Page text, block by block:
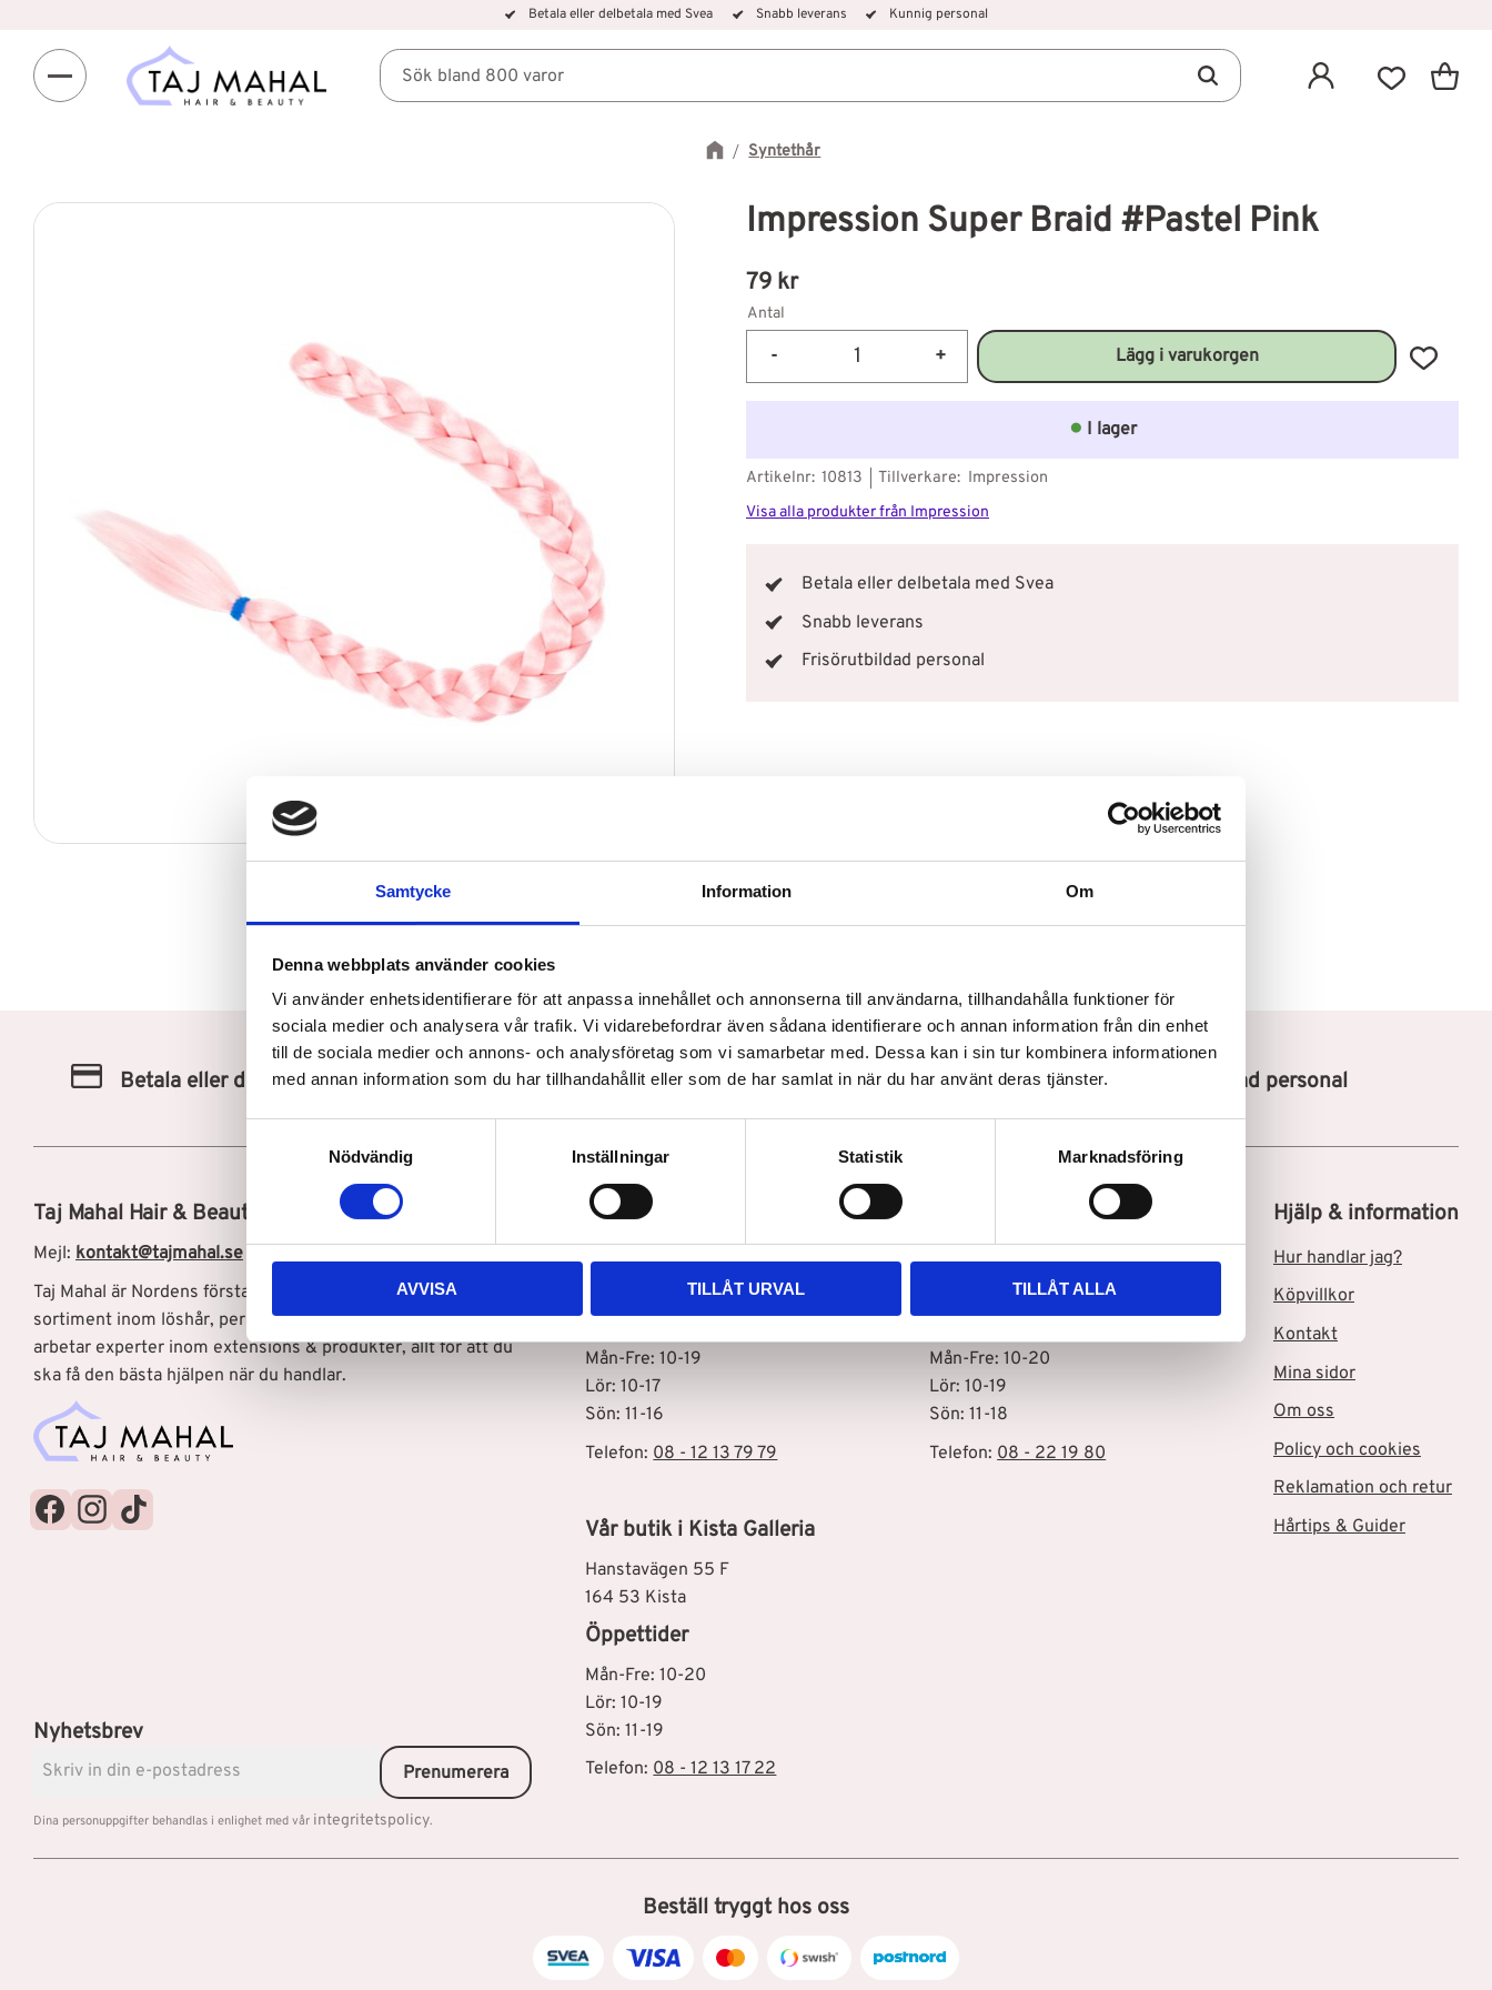
Samtycke Information Om
Denna webbplats använder cookies
Vi använder enhetsidentifierare för att anpassa innehållet och annonserna till användarna, tillhandahålla funktioner för
sociala medier och analysera vår trafik. Vi vidarebefordrar även sådana identifierare och annan information från din enhet
till de sociala medier och annons- och analysföretag som vi samarbetar med. Dessa kan i sin tur kombinera informationen
med annan information som du har tillhandahållit eller som de har samlat in när du har använt deras tjänster.
t
k
s
v
Nödvändig Inställningar Statistik Marknadsföring
AVVISA TILLÅT URVAL TILLÅT ALLA
Betala eller delbetala med Svea Snabb leverans Kunnig personal
Syntethår
Impression Super Braid #Pastel Pink
79 kr
Antal
+
-
Lägg till
I lager
Artikelnr 10813 Tillverkare Impression
Visa alla produkter från Impression
Betala eller delbetala med Svea
Snabb leverans
Frisörutbildad personal
Betala eller delbetala med Klarna Snabb leverans Utbildad personal
Taj Mahal Hair & Beauty AB
Mejl: kontakt@tajmahal.se
Taj Mahal är Nordens första löshårsbutik med ett brett
sortiment inom löshår, peruker, och hårprodukter. Hos oss
arbetar experter inom extensions & produkter, allt för att du
ska få den bästa hjälpen när du handlar.
Vår butik i Stockholm C
111 60 Stockholm
Öppettider
Mån-Fre: 10-19
Lör: 10-17
Sön: 11-16
Telefon: 08 - 12 13 79 79
Vår butik i Kista Galleria
Hanstavägen 55 F
164 53 Kista
Öppettider
Mån-Fre: 10-20
Lör: 10-19
Sön: 11-19
Telefon:08 - 12 13 17 22
Vår butik i Skärholmen C
127 48 Skärholmen
Öppettider
Mån-Fre: 10-20
Lör: 10-19
Sön: 11-18
Telefon: 08 - 22 19 80
Hjälp & information
Nyhetsbrev
Prenumerera
Dina personuppgifter behandlas i enlighet med vår integritetspolicy.
Hur handlar jag?
Köpvillkor
Kontakt
Mina sidor
Om oss
Policy och cookies
Reklamation och retur
Hårtips & Guider
Beställ tryggt hos oss